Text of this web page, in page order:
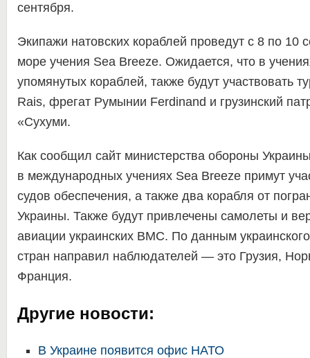
сентября.
Экипажи натовских кораблей проведут с 8 по 10
море учения Sea Breeze. Ожидается, что в
упомянутых кораблей, также будут участвовать
Rais, фрегат Румынии Ferdinand и грузинский
«Сухуми.
Как сообщил сайт министерства обороны
в международных учениях Sea Breeze примут
судов обеспечения, а также два корабля от
Украины. Также будут привлечены самолеты и
авиации украинских ВМС. По данным
стран направил наблюдателей — это Грузия,
Франция.
Другие новости:
В Украине появится офис НАТО